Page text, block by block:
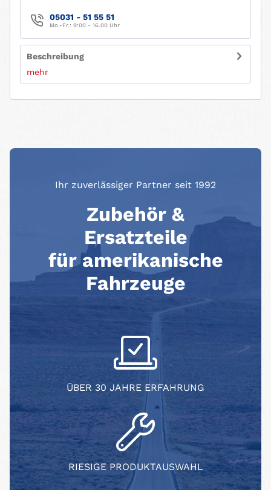
05031 - 51 55 51
Mo.-Fr.: 9:00 - 16.00 Uhr
Beschreibung
mehr
Ihr zuverlässiger Partner seit 1992
Zubehör &
Ersatzteile
für amerikanische
Fahrzeuge
ÜBER 30 JAHRE ERFAHRUNG
RIESIGE PRODUKTAUSWAHL